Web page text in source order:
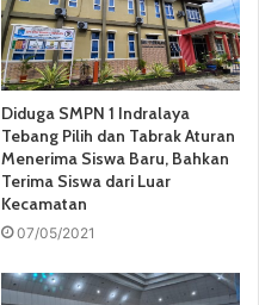
Diduga SMPN 1 Indralaya
Tebang Pilih dan Tabrak Aturan
Menerima Siswa Baru, Bahkan
Terima Siswa dari Luar
Kecamatan
07/05/2021